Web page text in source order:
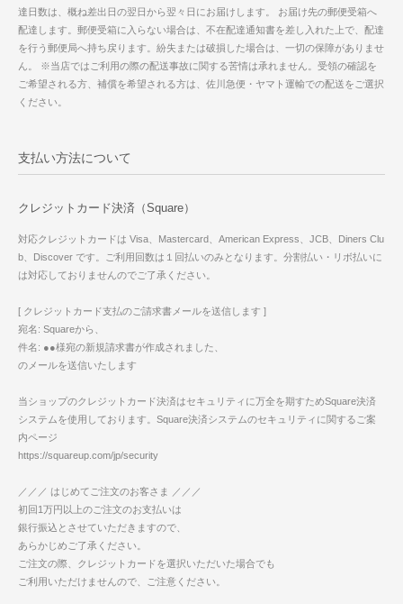
達日数は、概ね差出日の翌日から翌々日にお届けします。 お届け先の郵便受箱へ
配達します。郵便受箱に入らない場合は、不在配達通知書を差し入れた上で、配達
を行う郵便局へ持ち戻ります。紛失または破損した場合は、一切の保障がありませ
ん。 ※当店ではご利用の際の配送事故に関する苦情は承れません。受領の確認を
ご希望される方、補償を希望される方は、佐川急便・ヤマト運輸での配送をご選択
ください。
支払い方法について
クレジットカード決済（Square）
対応クレジットカードは Visa、Mastercard、American Express、JCB、Diners Clu
b、Discover です。ご利用回数は１回払いのみとなります。分割払い・リボ払いに
は対応しておりませんのでご了承ください。
[ クレジットカード支払のご請求書メールを送信します ]
宛名: Squareから、
件名: ●●様宛の新規請求書が作成されました、
のメールを送信いたします
当ショップのクレジットカード決済はセキュリティに万全を期すためSquare決済
システムを使用しております。Square決済システムのセキュリティに関するご案
内ページ
https://squareup.com/jp/security
／／／ はじめてご注文のお客さま ／／／
初回1万円以上のご注文のお支払いは
銀行振込とさせていただきますので、
あらかじめご了承ください。
ご注文の際、クレジットカードを選択いただいた場合でも
ご利用いただけませんので、ご注意ください。